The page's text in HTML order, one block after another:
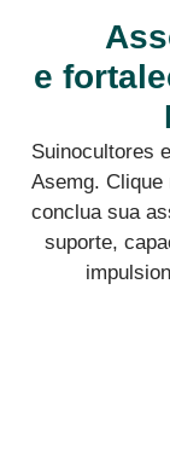
e
Suinocultores
Asemg. Clique
conclua sua
suporte,